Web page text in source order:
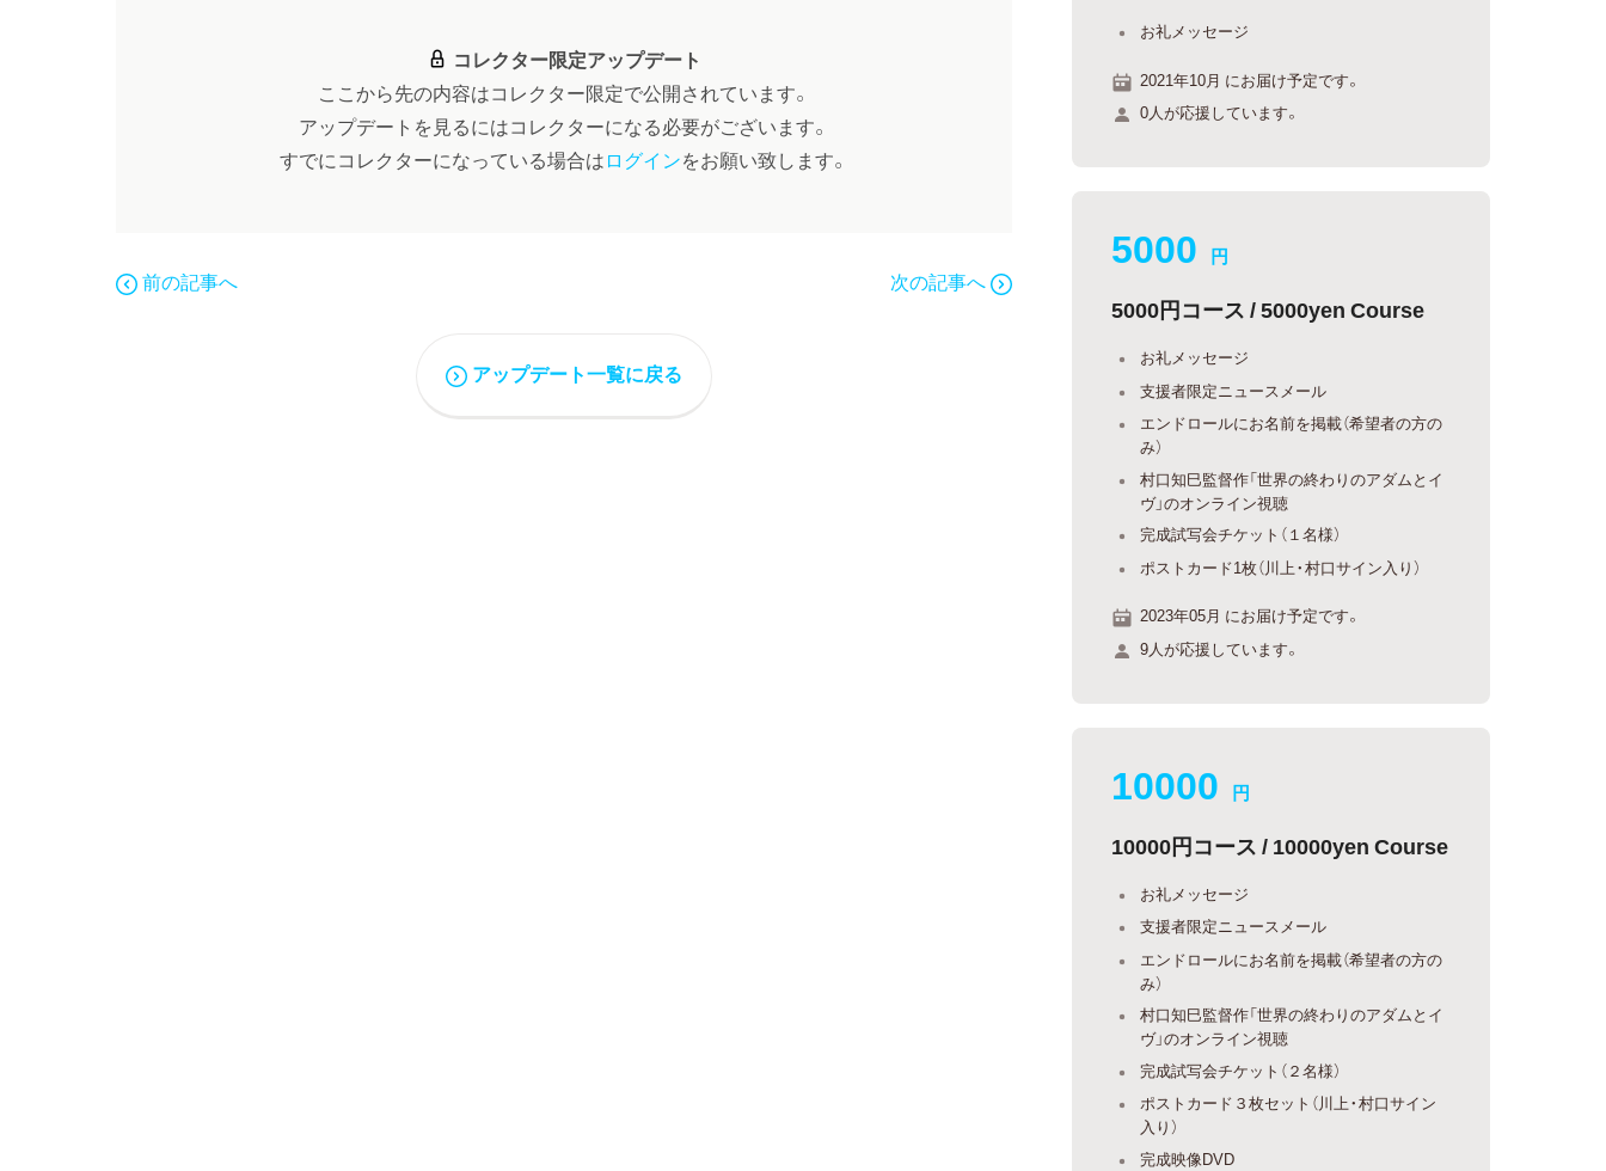
コレクター限定アップデート
ここから先の内容はコレクター限定で公開されています。
アップデートを見るにはコレクターになる必要がございます。
すでにコレクターになっている場合はログインをお願い致します。
前の記事へ 次の記事へ
アップデート一覧に戻る
お礼メッセージ
2021年10月 にお届け予定です。
0人が応援しています。
5000 円
5000円コース / 5000yen Course
お礼メッセージ
支援者限定ニュースメール
エンドロールにお名前を掲載（希望者の方の
み）
村口知巳監督作「世界の終わりのアダムとイ
ヴ」のオンライン視聴
完成試写会チケット（１名様）
ポストカード1枚（川上・村口サイン入り）
2023年05月 にお届け予定です。
9人が応援しています。
10000 円
10000円コース / 10000yen Course
お礼メッセージ
支援者限定ニュースメール
エンドロールにお名前を掲載（希望者の方の
み）
村口知巳監督作「世界の終わりのアダムとイ
ヴ」のオンライン視聴
完成試写会チケット（２名様）
ポストカード３枚セット（川上・村口サイン
入り）
完成映像DVD